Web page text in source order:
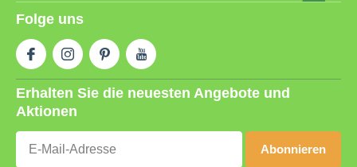
Folge uns
Erhalten Sie die neuesten Angebote und
Aktionen
Abonnieren